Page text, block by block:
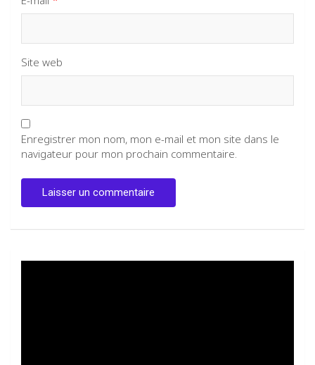
Site web
Enregistrer mon nom, mon e-mail et mon site dans le
navigateur pour mon prochain commentaire.